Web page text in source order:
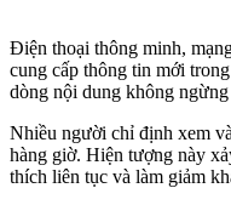
Điện thoại thông minh,
cung cấp thông tin mới
dòng nội dung không
Nhiều người chỉ định xem
hàng giờ. Hiện tượng này
thí‌ch liên tục và làm giảm